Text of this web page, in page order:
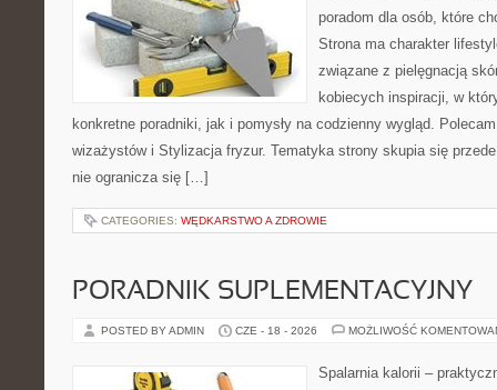
poradom dla osób, które
Strona ma charakter
związane z pielęgnacją
kobiecych inspiracji, w
konkretne poradniki, jak i pomysły na codzienny wygląd.
wizażystów i Stylizacja fryzur. Tematyka strony skupia się
nie ogranicza się […]
CATEGORIES: WĘDKARSTWO A ZDROWIE
PORADNIK SUPLEMENTACYJNY
POSTED BY ADMIN CZE - 18 - 2026 MOŻLIWOŚĆ
Spalarnia kalorii –